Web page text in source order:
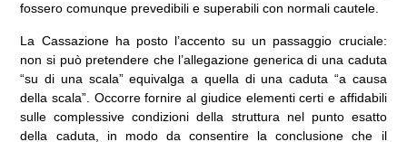
fossero comunque prevedibili e superabili con normali cautele.
La Cassazione ha posto l’accento su un passaggio cruciale:
non si può pretendere che l’allegazione generica di una caduta
“su di una scala” equivalga a quella di una caduta “a causa
della scala”. Occorre fornire al giudice elementi certi e affidabili
sulle complessive condizioni della struttura nel punto esatto
della caduta, in modo da consentire la conclusione che il